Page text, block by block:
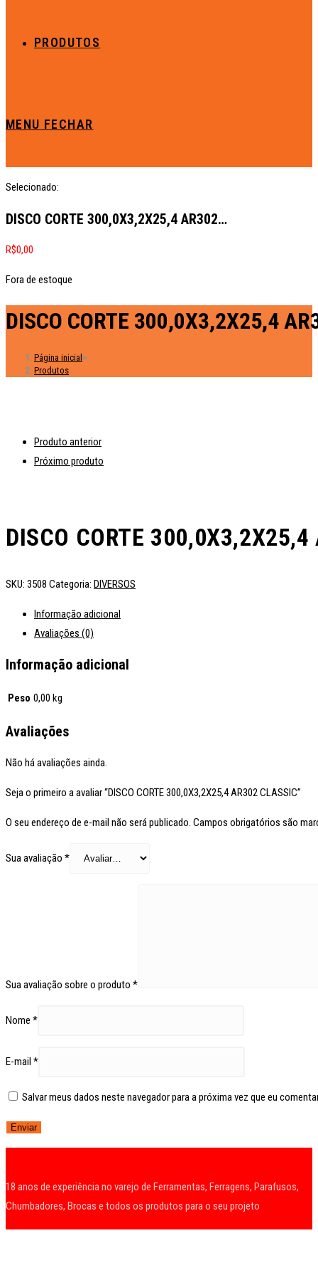
PRODUTOS
MENU FECHAR
Selecionado:
DISCO CORTE 300,0X3,2X25,4 AR302…
R$0,00
Fora de estoque
DISCO CORTE 300,0X3,2X25,4
Página inicial >
Produtos
Produto anterior
Próximo produto
DISCO CORTE
SKU: 3508 Categoria: DIVERSOS
Informação adicional
Avaliações (0)
Informação adicional
Peso 0,00 kg
Avaliações
Não há avaliações ainda.
Seja o primeiro a avaliar “DISCO CORTE 300,0X3,2X25,4 AR302 CLASSIC”
O seu endereço de e-mail não será publicado. Campos obrigatórios são
Sua avaliação *
Sua avaliação sobre o produto *
Nome *
E-mail *
Salvar meus dados neste navegador para a próxima vez que eu
18 anos de experiência no varejo de Ferramentas, Ferragens, Parafusos,
Chumbadores, Brocas e todos os produtos para o seu projeto